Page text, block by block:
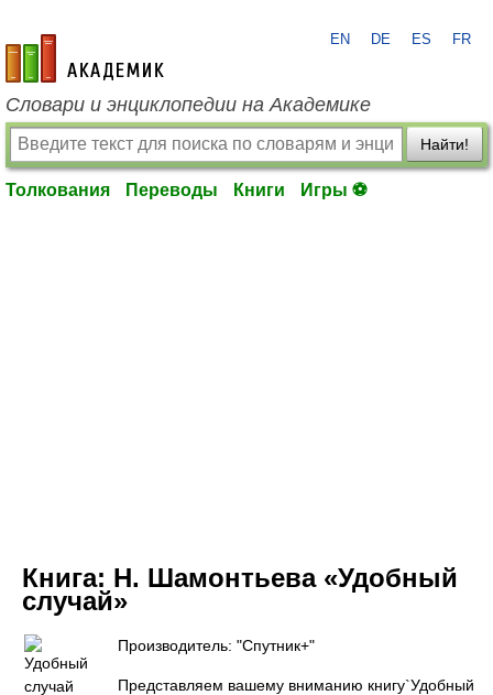
academic.ru
EN DE ES FR
Словари и энциклопедии на Академике
Найти!
Толкования Переводы Книги Игры ⚽
Книга: Н. Шамонтьева «Удобный
случай»
Производитель: "Спутник+"
Представляем вашему вниманию книгу`Удобный